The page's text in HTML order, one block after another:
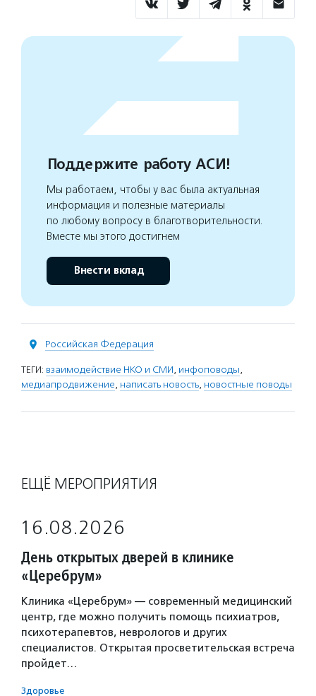
Поддержите работу АСИ!
Мы работаем, чтобы у вас была актуальная
информация и полезные материалы
по любому вопросу в благотворительности.
Вместе мы этого достигнем
Внести вклад
Российская Федерация
ТЕГИ: взаимодействие НКО и СМИ, инфоповоды,
медиапродвижение, написать новость, новостные поводы
ЕЩЁ МЕРОПРИЯТИЯ
16.08.2026
День открытых дверей в клинике
«Церебрум»
Клиника «Церебрум» — современный медицинский
центр, где можно получить помощь психиатров,
психотерапевтов, неврологов и других
специалистов. Открытая просветительская встреча
пройдет…
Здоровье